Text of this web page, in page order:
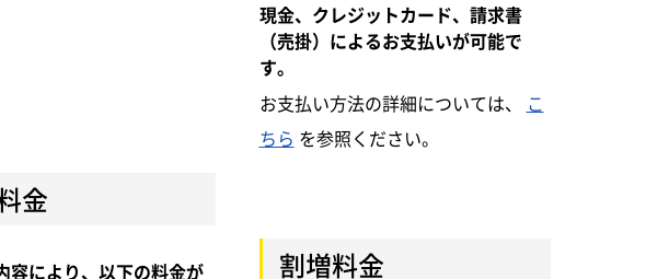
現金、クレジットカード、請求書
（売掛）によるお支払いが可能で
す。
お支払い方法の詳細については、
こ
ちら を参照ください。
金
容により、以下の料金が
割増料金